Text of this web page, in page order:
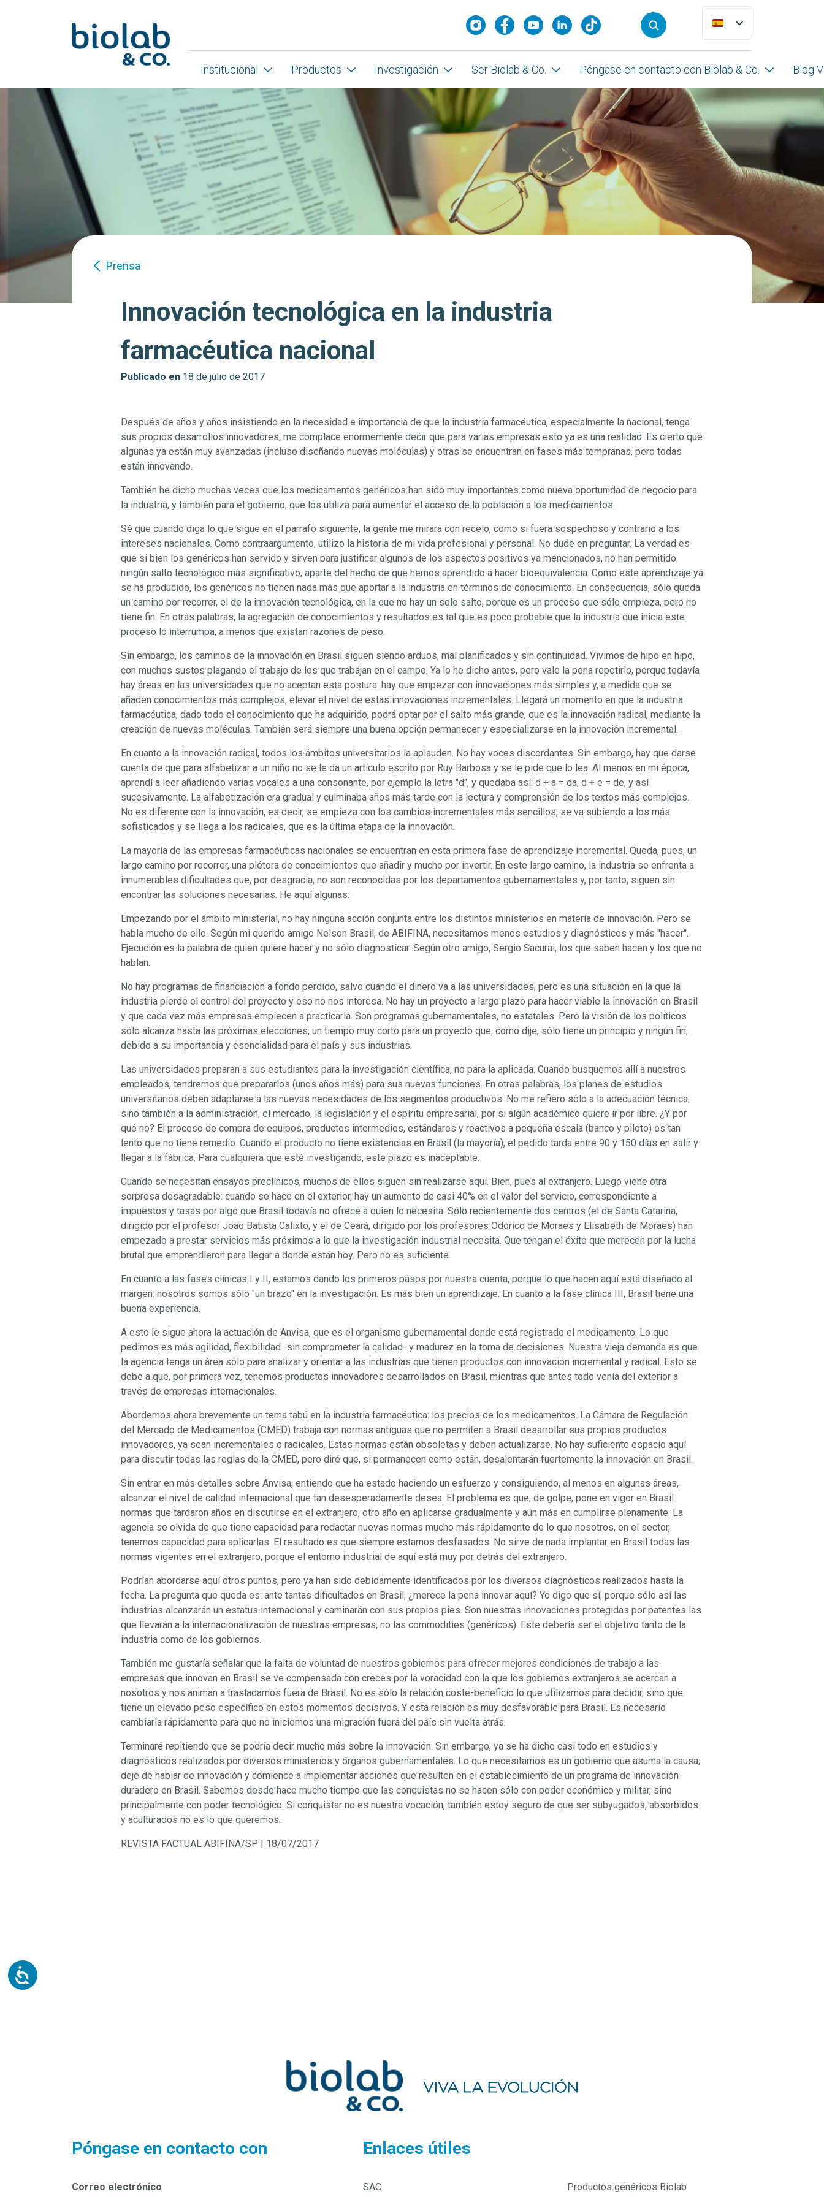
Institucional Productos Investigación Ser Biolab & Co. Póngase en contacto con Biolab & Co. Blog
Prensa
Innovación tecnológica en la industria
farmacéutica nacional
Publicado en18 de julio de 2017
Después de años y años insistiendo en la necesidad e importancia de que la industria farmacéutica, especialmente la nacional, tenga
sus propios desarrollos innovadores, me complace enormemente decir que para varias empresas esto ya es una realidad. Es cierto que
algunas ya están muy avanzadas (incluso diseñando nuevas moléculas) y otras se encuentran en fases más tempranas, pero todas
están innovando.
También he dicho muchas veces que los medicamentos genéricos han sido muy importantes como nueva oportunidad de negocio para
la industria, y también para el gobierno, que los utiliza para aumentar el acceso de la población a los medicamentos.
Sé que cuando diga lo que sigue en el párrafo siguiente, la gente me mirará con recelo, como si fuera sospechoso y contrario a los
intereses nacionales. Como contraargumento, utilizo la historia de mi vida profesional y personal. No dude en preguntar. La verdad es
que si bien los genéricos han servido y sirven para justificar algunos de los aspectos positivos ya mencionados, no han permitido
ningún salto tecnológico más significativo, aparte del hecho de que hemos aprendido a hacer bioequivalencia. Como este aprendizaje ya
se ha producido, los genéricos no tienen nada más que aportar a la industria en términos de conocimiento. En consecuencia, sólo queda
un camino por recorrer, el de la innovación tecnológica, en la que no hay un solo salto, porque es un proceso que sólo empieza, pero no
tiene fin. En otras palabras, la agregación de conocimientos y resultados es tal que es poco probable que la industria que inicia este
proceso lo interrumpa, a menos que existan razones de peso.
Sin embargo, los caminos de la innovación en Brasil siguen siendo arduos, mal planificados y sin continuidad. Vivimos de hipo en hipo,
con muchos sustos plagando el trabajo de los que trabajan en el campo. Ya lo he dicho antes, pero vale la pena repetirlo, porque todavía
hay áreas en las universidades que no aceptan esta postura: hay que empezar con innovaciones más simples y, a medida que se
añaden conocimientos más complejos, elevar el nivel de estas innovaciones incrementales. Llegará un momento en que la industria
farmacéutica, dado todo el conocimiento que ha adquirido, podrá optar por el salto más grande, que es la innovación radical, mediante la
creación de nuevas moléculas. También será siempre una buena opción permanecer y especializarse en la innovación incremental.
En cuanto a la innovación radical, todos los ámbitos universitarios la aplauden. No hay voces discordantes. Sin embargo, hay que darse
cuenta de que para alfabetizar a un niño no se le da un artículo escrito por Ruy Barbosa y se le pide que lo lea. Al menos en mi época,
aprendí a leer añadiendo varias vocales a una consonante, por ejemplo la letra "d", y quedaba así: d + a = da, d + e = de, y así
sucesivamente. La alfabetización era gradual y culminaba años más tarde con la lectura y comprensión de los textos más complejos.
No es diferente con la innovación, es decir, se empieza con los cambios incrementales más sencillos, se va subiendo a los más
sofisticados y se llega a los radicales, que es la última etapa de la innovación.
La mayoría de las empresas farmacéuticas nacionales se encuentran en esta primera fase de aprendizaje incremental. Queda, pues, un
largo camino por recorrer, una plétora de conocimientos que añadir y mucho por invertir. En este largo camino, la industria se enfrenta a
innumerables dificultades que, por desgracia, no son reconocidas por los departamentos gubernamentales y, por tanto, siguen sin
encontrar las soluciones necesarias. He aquí algunas:
Empezando por el ámbito ministerial, no hay ninguna acción conjunta entre los distintos ministerios en materia de innovación. Pero se
habla mucho de ello. Según mi querido amigo Nelson Brasil, de ABIFINA, necesitamos menos estudios y diagnósticos y más "hacer".
Ejecución es la palabra de quien quiere hacer y no sólo diagnosticar. Según otro amigo, Sergio Sacurai, los que saben hacen y los que no
hablan.
No hay programas de financiación a fondo perdido, salvo cuando el dinero va a las universidades, pero es una situación en la que la
industria pierde el control del proyecto y eso no nos interesa. No hay un proyecto a largo plazo para hacer viable la innovación en Brasil
y que cada vez más empresas empiecen a practicarla. Son programas gubernamentales, no estatales. Pero la visión de los políticos
sólo alcanza hasta las próximas elecciones, un tiempo muy corto para un proyecto que, como dije, sólo tiene un principio y ningún fin,
debido a su importancia y esencialidad para el país y sus industrias.
Las universidades preparan a sus estudiantes para la investigación científica, no para la aplicada. Cuando busquemos allí a nuestros
empleados, tendremos que prepararlos (unos años más) para sus nuevas funciones. En otras palabras, los planes de estudios
universitarios deben adaptarse a las nuevas necesidades de los segmentos productivos. No me refiero sólo a la adecuación técnica,
sino también a la administración, el mercado, la legislación y el espíritu empresarial, por si algún académico quiere ir por libre. ¿Y por
qué no? El proceso de compra de equipos, productos intermedios, estándares y reactivos a pequeña escala (banco y piloto) es tan
lento que no tiene remedio. Cuando el producto no tiene existencias en Brasil (la mayoría), el pedido tarda entre 90 y 150 días en salir y
llegar a la fábrica. Para cualquiera que esté investigando, este plazo es inaceptable.
Cuando se necesitan ensayos preclínicos, muchos de ellos siguen sin realizarse aquí. Bien, pues al extranjero. Luego viene otra
sorpresa desagradable: cuando se hace en el exterior, hay un aumento de casi 40% en el valor del servicio, correspondiente a
impuestos y tasas por algo que Brasil todavía no ofrece a quien lo necesita. Sólo recientemente dos centros (el de Santa Catarina,
dirigido por el profesor João Batista Calixto, y el de Ceará, dirigido por los profesores Odorico de Moraes y Elisabeth de Moraes) han
empezado a prestar servicios más próximos a lo que la investigación industrial necesita. Que tengan el éxito que merecen por la lucha
brutal que emprendieron para llegar a donde están hoy. Pero no es suficiente.
En cuanto a las fases clínicas I y II, estamos dando los primeros pasos por nuestra cuenta, porque lo que hacen aquí está diseñado al
margen: nosotros somos sólo "un brazo" en la investigación. Es más bien un aprendizaje. En cuanto a la fase clínica III, Brasil tiene una
buena experiencia.
A esto le sigue ahora la actuación de Anvisa, que es el organismo gubernamental donde está registrado el medicamento. Lo que
pedimos es más agilidad, flexibilidad -sin comprometer la calidad- y madurez en la toma de decisiones. Nuestra vieja demanda es que
la agencia tenga un área sólo para analizar y orientar a las industrias que tienen productos con innovación incremental y radical. Esto se
debe a que, por primera vez, tenemos productos innovadores desarrollados en Brasil, mientras que antes todo venía del exterior a
través de empresas internacionales.
Abordemos ahora brevemente un tema tabú en la industria farmacéutica: los precios de los medicamentos. La Cámara de Regulación
del Mercado de Medicamentos (CMED) trabaja con normas antiguas que no permiten a Brasil desarrollar sus propios productos
innovadores, ya sean incrementales o radicales. Estas normas están obsoletas y deben actualizarse. No hay suficiente espacio aquí
para discutir todas las reglas de la CMED, pero diré que, si permanecen como están, desalentarán fuertemente la innovación en Brasil.
Sin entrar en más detalles sobre Anvisa, entiendo que ha estado haciendo un esfuerzo y consiguiendo, al menos en algunas áreas,
alcanzar el nivel de calidad internacional que tan desesperadamente desea. El problema es que, de golpe, pone en vigor en Brasil
normas que tardaron años en discutirse en el extranjero, otro año en aplicarse gradualmente y aún más en cumplirse plenamente. La
agencia se olvida de que tiene capacidad para redactar nuevas normas mucho más rápidamente de lo que nosotros, en el sector,
tenemos capacidad para aplicarlas. El resultado es que siempre estamos desfasados. No sirve de nada implantar en Brasil todas las
normas vigentes en el extranjero, porque el entorno industrial de aquí está muy por detrás del extranjero.
Podrían abordarse aquí otros puntos, pero ya han sido debidamente identificados por los diversos diagnósticos realizados hasta la
fecha. La pregunta que queda es: ante tantas dificultades en Brasil, ¿merece la pena innovar aquí? Yo digo que sí, porque sólo así las
industrias alcanzarán un estatus internacional y caminarán con sus propios pies. Son nuestras innovaciones protegidas por patentes las
que llevarán a la internacionalización de nuestras empresas, no las commodities (genéricos). Este debería ser el objetivo tanto de la
industria como de los gobiernos.
También me gustaría señalar que la falta de voluntad de nuestros gobiernos para ofrecer mejores condiciones de trabajo a las
empresas que innovan en Brasil se ve compensada con creces por la voracidad con la que los gobiernos extranjeros se acercan a
nosotros y nos animan a trasladarnos fuera de Brasil. No es sólo la relación coste-beneficio lo que utilizamos para decidir, sino que
tiene un elevado peso específico en estos momentos decisivos. Y esta relación es muy desfavorable para Brasil. Es necesario
cambiarla rápidamente para que no iniciemos una migración fuera del país sin vuelta atrás.
Terminaré repitiendo que se podría decir mucho más sobre la innovación. Sin embargo, ya se ha dicho casi todo en estudios y
diagnósticos realizados por diversos ministerios y órganos gubernamentales. Lo que necesitamos es un gobierno que asuma la causa,
deje de hablar de innovación y comience a implementar acciones que resulten en el establecimiento de un programa de innovación
duradero en Brasil. Sabemos desde hace mucho tiempo que las conquistas no se hacen sólo con poder económico y militar, sino
principalmente con poder tecnológico. Si conquistar no es nuestra vocación, también estoy seguro de que ser subyugados, absorbidos
y aculturados no es lo que queremos.
REVISTA FACTUAL ABIFINA/SP | 18/07/2017
Póngase en contacto con
Correo electrónico
Enlaces útiles
SAC Productos genéricos Biolab